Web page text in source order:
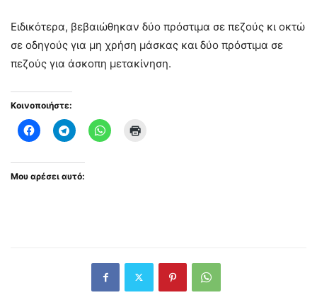
Ειδικότερα, βεβαιώθηκαν δύο πρόστιμα σε πεζούς κι οκτώ
σε οδηγούς για μη χρήση μάσκας και δύο πρόστιμα σε
πεζούς για άσκοπη μετακίνηση.
Κοινοποιήστε:
Μου αρέσει αυτό: